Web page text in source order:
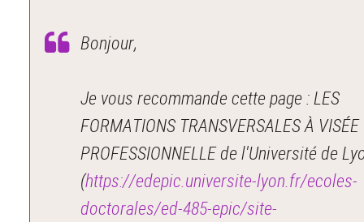
Bonjour,
Je vous recommande cette page : LES
FORMATIONS TRANSVERSALES À VISÉE
PROFESSIONNELLE de l'Université de
(https://edepic.universite-lyon.fr/ecoles-
doctorales/ed-485-epic/site-